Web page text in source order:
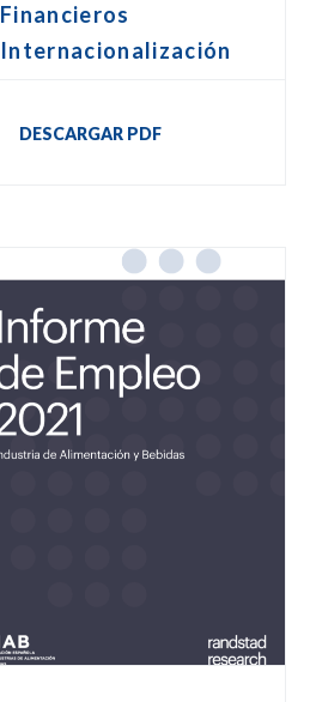
Financieros
Internacionalización
DESCARGAR PDF